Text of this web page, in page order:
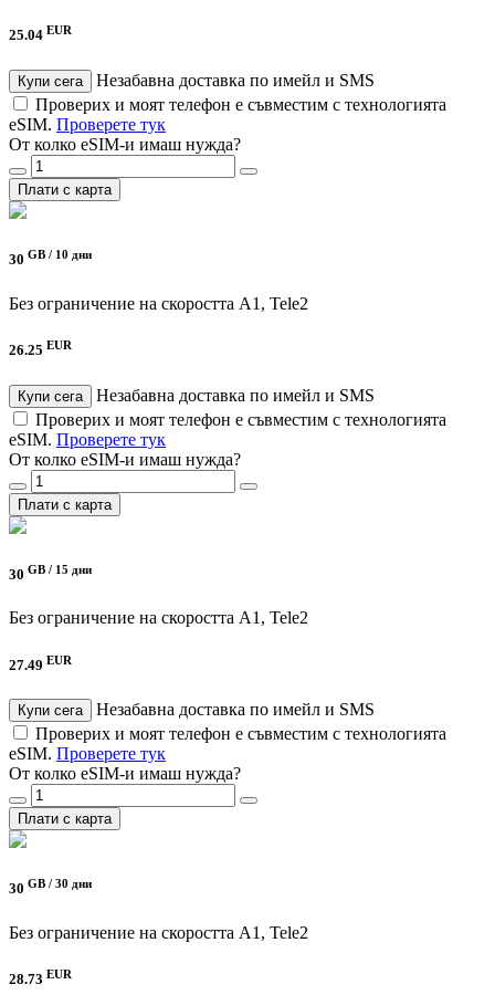
25.04 EUR
Купи сега
Незабавна доставка по имейл и SMS
Проверих и моят телефон е съвместим с технологията
eSIM. Проверете тук
От колко eSIM-и имаш нужда?
Плати с карта
30 GB / 10 дни
Без ограничение на скоростта A1, Tele2
26.25 EUR
Купи сега
Незабавна доставка по имейл и SMS
Проверих и моят телефон е съвместим с технологията
eSIM. Проверете тук
От колко eSIM-и имаш нужда?
Плати с карта
30 GB / 15 дни
Без ограничение на скоростта A1, Tele2
27.49 EUR
Купи сега
Незабавна доставка по имейл и SMS
Проверих и моят телефон е съвместим с технологията
eSIM. Проверете тук
От колко eSIM-и имаш нужда?
Плати с карта
30 GB / 30 дни
Без ограничение на скоростта A1, Tele2
28.73 EUR